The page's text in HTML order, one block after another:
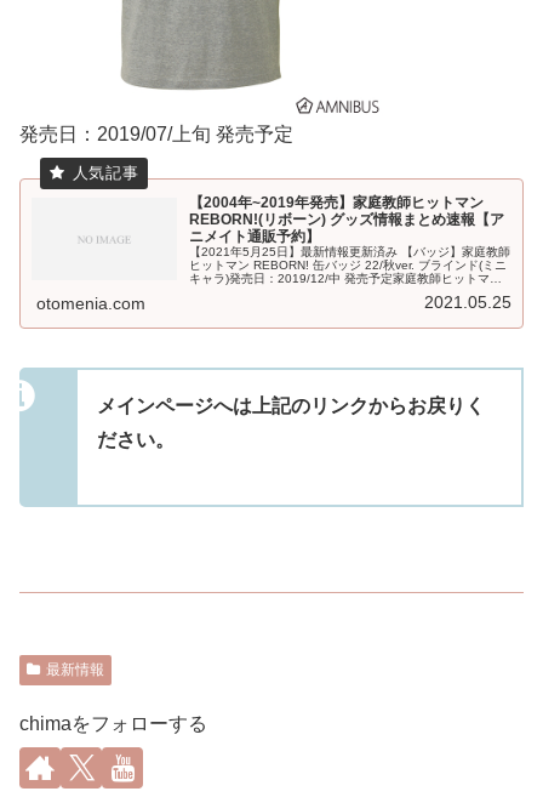
発売日：2019/07/上旬 発売予定
【2004年~2019年発売】家庭教師ヒットマン
REBORN!(リボーン) グッズ情報まとめ速報【ア
ニメイト通販予約】
【2021年5月25日】最新情報更新済み 【バッジ】家庭教師
ヒットマン REBORN! 缶バッジ 22/秋ver. ブラインド(ミニ
キャラ)発売日：2019/12/中 発売予定家庭教師ヒットマン
otomenia.com 2021.05.25
メインページへは上記のリンクからお戻りく
ださい。
最新情報
chimaをフォローする